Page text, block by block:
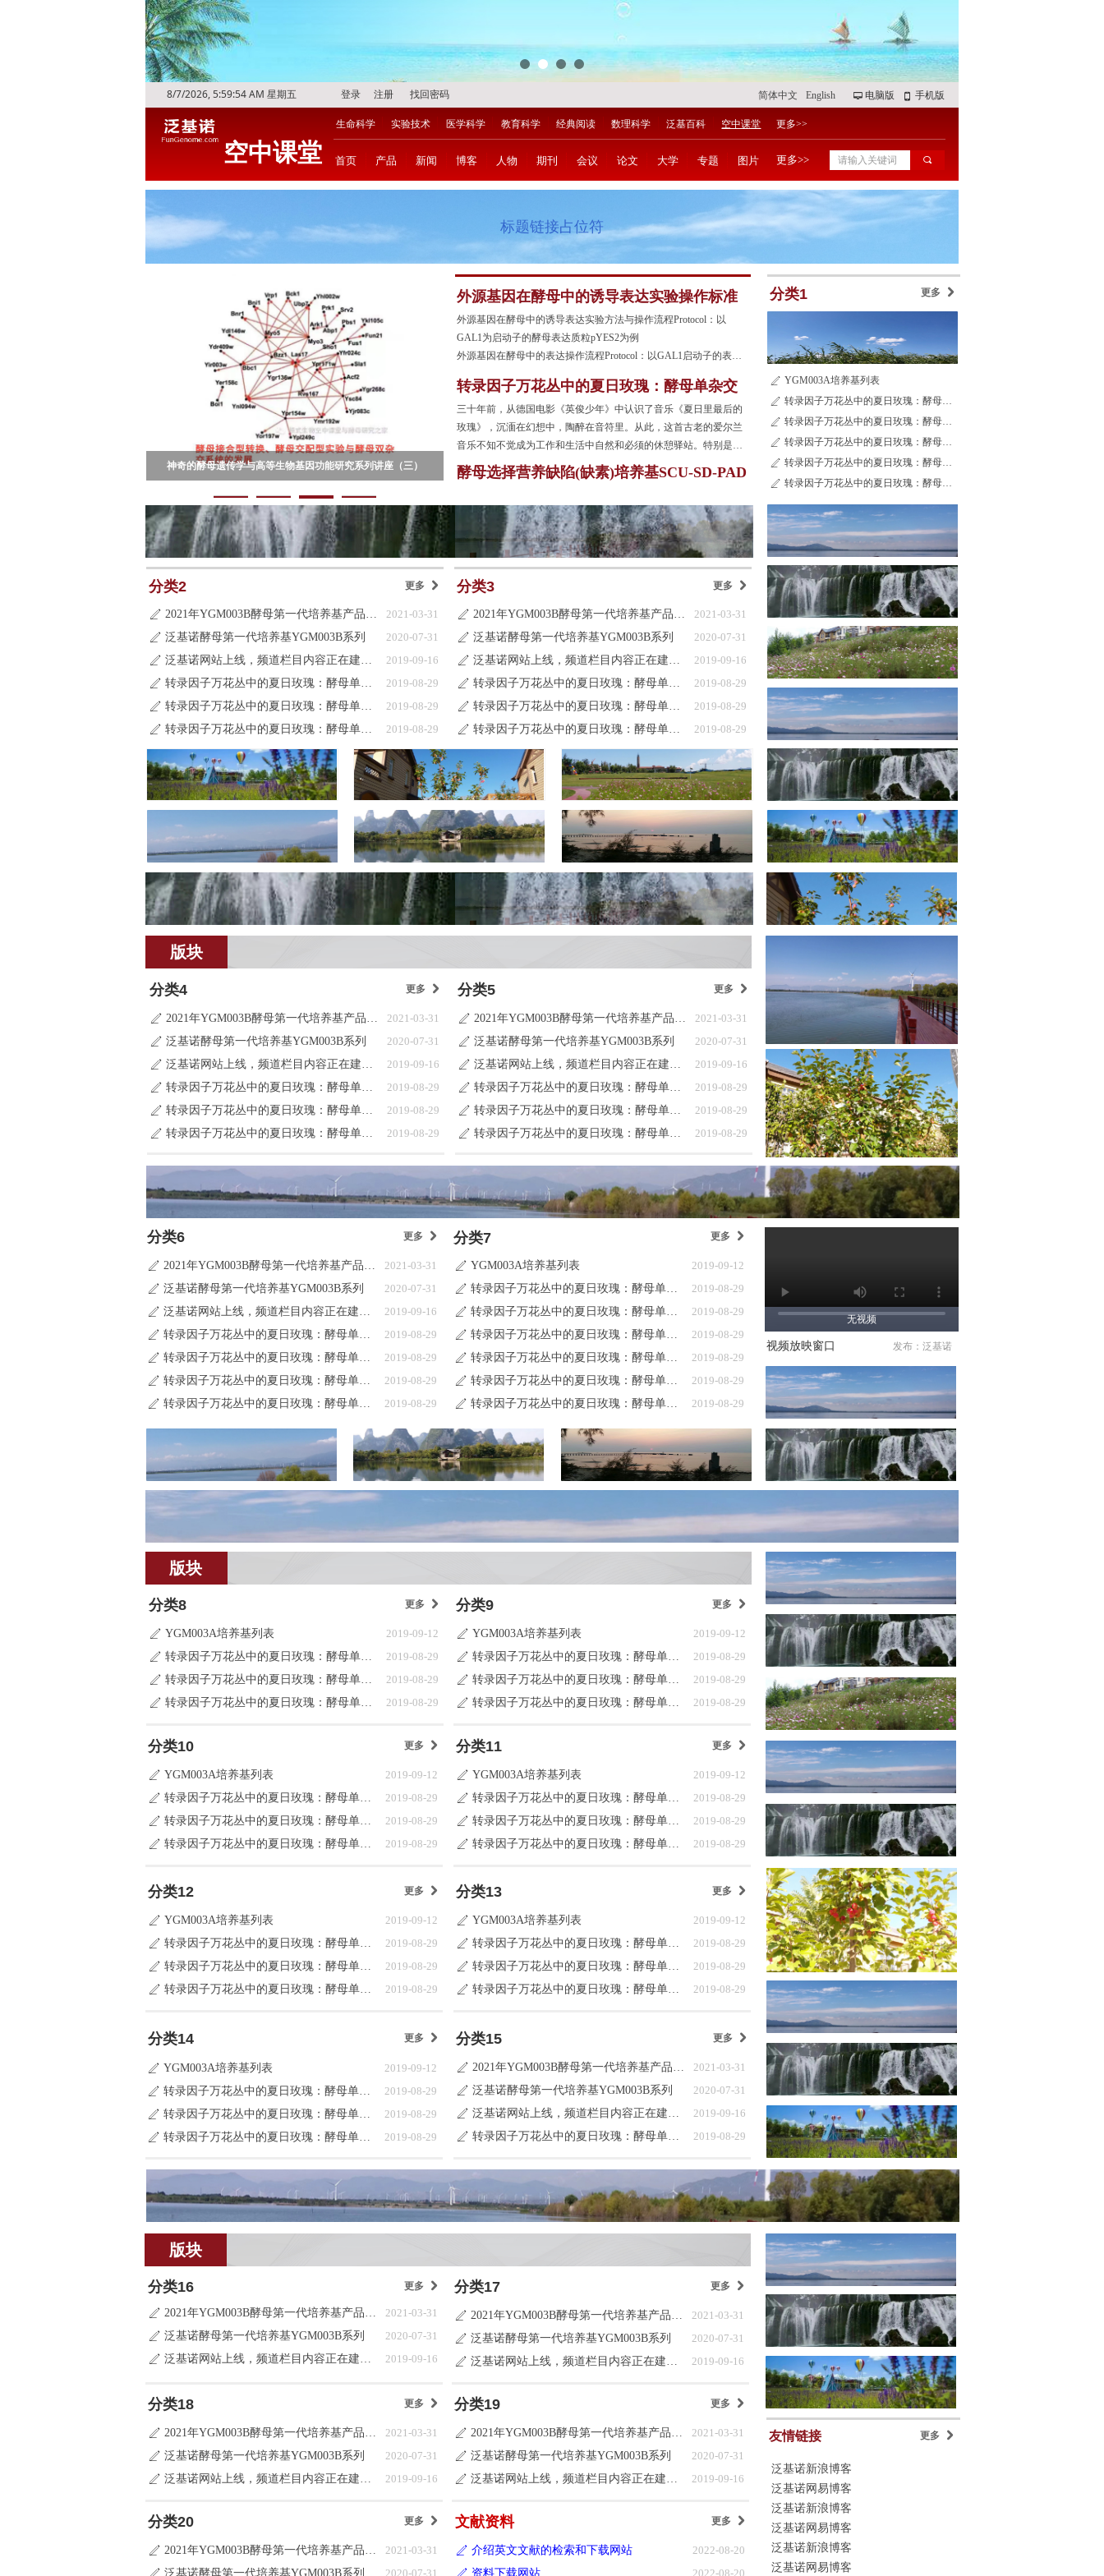
找回密码
登录 注册
8/7/2026, 5:59:56 AM 星期五 简体中文 English 넡 电脑版 넓 手机版
生命科学 实验技术 医学科学 教育科学 经典阅读 数理科学 泛基百科 空中课堂
끠
更多>>
更多>>
首页 产品 新闻 博客 人物 期刊 会议 论文 大学 专题 图片
外源基因在酵母中的诱导表达实验操作标准
流程Protocol-2019版（第三版）
外源基因在酵母中的诱导表达实验方法与操作流程Protocol：以
GAL1为启动子的酵母表达质粒pYES2为例
外源基因在酵母中的表达操作流程Protocol：以GAL1启动子的表达
转录因子万花丛中的夏日玫瑰：酵母单杂交
系统
三十年前，从德国电影《英俊少年》中认识了音乐《夏日里最后的
玫瑰》，沉湎在幻想中，陶醉在音符里。从此，这首古老的爱尔兰
音乐不知不觉成为工作和生活中自然和必须的休憩驿站。特别是意
大利名贵大提琴的演奏更仿佛拉出了浓郁的玫瑰芬芳，在空中久久
弥留，余音绕梁，令人回味。
酵母选择营养缺陷(缺素)培养基SCU-SD-PAD
神奇的酵母遗传学与高等生物基因功能研究系列讲座（一）
研究复杂蛋白质相互作用的利器-酵母三杂交系统
分类1 更多 낑
ꄅ YGM003A培养基列表
ꄅ 转录因子万花丛中的夏日玫瑰：酵母单杂交系统
ꄅ 转录因子万花丛中的夏日玫瑰：酵母单杂交系统
ꄅ 转录因子万花丛中的夏日玫瑰：酵母单杂交系统
ꄅ 转录因子万花丛中的夏日玫瑰：酵母单杂交系统
ꄅ 转录因子万花丛中的夏日玫瑰：酵母单杂交系统
分类2 更多 낑
2021-03-31
ꄅ
2021年YGM003B酵母第一代培养基产品目录更新说明
2020-07-31
ꄅ 泛基诺酵母第一代培养基YGM003B系列
2019-09-16
ꄅ
泛基诺网站上线，频道栏目内容正在建设中
2019-08-29
ꄅ
转录因子万花丛中的夏日玫瑰：酵母单杂交系统
2019-08-29
ꄅ
转录因子万花丛中的夏日玫瑰：酵母单杂交系统
2019-08-29
ꄅ 转录因子万花丛中的夏日玫瑰：酵母单杂交系统
分类3 更多 낑
2021-03-31
ꄅ
2021年YGM003B酵母第一代培养基产品目录更新说明
2020-07-31
ꄅ 泛基诺酵母第一代培养基YGM003B系列
2019-09-16
ꄅ
泛基诺网站上线，频道栏目内容正在建设中
2019-08-29
ꄅ
转录因子万花丛中的夏日玫瑰：酵母单杂交系统
2019-08-29
ꄅ
转录因子万花丛中的夏日玫瑰：酵母单杂交系统
2019-08-29
ꄅ 转录因子万花丛中的夏日玫瑰：酵母单杂交系统
分类4 更多 낑
2021-03-31
ꄅ
2021年YGM003B酵母第一代培养基产品目录更新说明
2020-07-31
ꄅ 泛基诺酵母第一代培养基YGM003B系列
2019-09-16
ꄅ
泛基诺网站上线，频道栏目内容正在建设中
2019-08-29
ꄅ
转录因子万花丛中的夏日玫瑰：酵母单杂交系统
2019-08-29
ꄅ
转录因子万花丛中的夏日玫瑰：酵母单杂交系统
2019-08-29
ꄅ 转录因子万花丛中的夏日玫瑰：酵母单杂交系统
分类5 更多 낑
2021-03-31
ꄅ
2021年YGM003B酵母第一代培养基产品目录更新说明
2020-07-31
ꄅ 泛基诺酵母第一代培养基YGM003B系列
2019-09-16
ꄅ
泛基诺网站上线，频道栏目内容正在建设中
2019-08-29
ꄅ
转录因子万花丛中的夏日玫瑰：酵母单杂交系统
2019-08-29
ꄅ
转录因子万花丛中的夏日玫瑰：酵母单杂交系统
2019-08-29
ꄅ 转录因子万花丛中的夏日玫瑰：酵母单杂交系统
版块
分类6 更多 낑
2021-03-31
ꄅ
2021年YGM003B酵母第一代培养基产品目录更新说明
2020-07-31
ꄅ 泛基诺酵母第一代培养基YGM003B系列
2019-09-16
ꄅ
泛基诺网站上线，频道栏目内容正在建设中
2019-08-29
ꄅ
转录因子万花丛中的夏日玫瑰：酵母单杂交系统
2019-08-29
ꄅ
转录因子万花丛中的夏日玫瑰：酵母单杂交系统
2019-08-29
ꄅ
转录因子万花丛中的夏日玫瑰：酵母单杂交系统
2019-08-29
ꄅ 转录因子万花丛中的夏日玫瑰：酵母单杂交系统
分类7 更多 낑
2019-09-12
ꄅ YGM003A培养基列表
2019-08-29
ꄅ
转录因子万花丛中的夏日玫瑰：酵母单杂交系统
2019-08-29
ꄅ
转录因子万花丛中的夏日玫瑰：酵母单杂交系统
2019-08-29
ꄅ
转录因子万花丛中的夏日玫瑰：酵母单杂交系统
2019-08-29
ꄅ
转录因子万花丛中的夏日玫瑰：酵母单杂交系统
2019-08-29
ꄅ
转录因子万花丛中的夏日玫瑰：酵母单杂交系统
2019-08-29
ꄅ 转录因子万花丛中的夏日玫瑰：酵母单杂交系统
无视频
视频放映窗口 发布：泛基诺
2019-09-12
ꄅ YGM003A培养基列表
2019-08-29
ꄅ
转录因子万花丛中的夏日玫瑰：酵母单杂交系统
2019-08-29
ꄅ
转录因子万花丛中的夏日玫瑰：酵母单杂交系统
2019-08-29
ꄅ 转录因子万花丛中的夏日玫瑰：酵母单杂交系统
更多 낑
分类11
2019-09-12
ꄅ YGM003A培养基列表
2019-08-29
ꄅ
转录因子万花丛中的夏日玫瑰：酵母单杂交系统
2019-08-29
ꄅ
转录因子万花丛中的夏日玫瑰：酵母单杂交系统
2019-08-29
ꄅ 转录因子万花丛中的夏日玫瑰：酵母单杂交系统
更多 낑
分类9
2019-09-12
ꄅ YGM003A培养基列表
2019-08-29
ꄅ
转录因子万花丛中的夏日玫瑰：酵母单杂交系统
2019-08-29
ꄅ
转录因子万花丛中的夏日玫瑰：酵母单杂交系统
2019-08-29
ꄅ 转录因子万花丛中的夏日玫瑰：酵母单杂交系统
更多 낑
分类10
2019-09-12
ꄅ YGM003A培养基列表
2019-08-29
ꄅ
转录因子万花丛中的夏日玫瑰：酵母单杂交系统
2019-08-29
ꄅ
转录因子万花丛中的夏日玫瑰：酵母单杂交系统
2019-08-29
ꄅ 转录因子万花丛中的夏日玫瑰：酵母单杂交系统
更多 낑
分类8
版块
2019-09-12
ꄅ YGM003A培养基列表
2019-08-29
ꄅ
转录因子万花丛中的夏日玫瑰：酵母单杂交系统
2019-08-29
ꄅ
转录因子万花丛中的夏日玫瑰：酵母单杂交系统
2019-08-29
ꄅ 转录因子万花丛中的夏日玫瑰：酵母单杂交系统
更多 낑
分类14
2019-09-12
ꄅ YGM003A培养基列表
2019-08-29
ꄅ
转录因子万花丛中的夏日玫瑰：酵母单杂交系统
2019-08-29
ꄅ
转录因子万花丛中的夏日玫瑰：酵母单杂交系统
2019-08-29
ꄅ 转录因子万花丛中的夏日玫瑰：酵母单杂交系统
更多 낑
分类12
2021-03-31
ꄅ
2021年YGM003B酵母第一代培养基产品目录更新说明
2020-07-31
ꄅ 泛基诺酵母第一代培养基YGM003B系列
2019-09-16
ꄅ
泛基诺网站上线，频道栏目内容正在建设中
2019-08-29
ꄅ 转录因子万花丛中的夏日玫瑰：酵母单杂交系统
更多 낑
分类15
2019-09-12
ꄅ YGM003A培养基列表
2019-08-29
ꄅ
转录因子万花丛中的夏日玫瑰：酵母单杂交系统
2019-08-29
ꄅ
转录因子万花丛中的夏日玫瑰：酵母单杂交系统
2019-08-29
ꄅ 转录因子万花丛中的夏日玫瑰：酵母单杂交系统
更多 낑
分类13
2021-03-31
ꄅ
2021年YGM003B酵母第一代培养基产品目录更新说明
2020-07-31
ꄅ 泛基诺酵母第一代培养基YGM003B系列
2019-09-16
ꄅ 泛基诺网站上线，频道栏目内容正在建设中
更多 낑
分类18
2021-03-31
ꄅ
2021年YGM003B酵母第一代培养基产品目录更新说明
2020-07-31
ꄅ 泛基诺酵母第一代培养基YGM003B系列
2019-09-16
ꄅ 泛基诺网站上线，频道栏目内容正在建设中
更多 낑
分类16
版块
2021-03-31
ꄅ
2021年YGM003B酵母第一代培养基产品目录更新说明
2020-07-31
ꄅ 泛基诺酵母第一代培养基YGM003B系列
更多 낑
分类20
2021-03-31
ꄅ
2021年YGM003B酵母第一代培养基产品目录更新说明
2020-07-31
ꄅ 泛基诺酵母第一代培养基YGM003B系列
2019-09-16
ꄅ 泛基诺网站上线，频道栏目内容正在建设中
更多 낑
分类19
2021-03-31
ꄅ
2021年YGM003B酵母第一代培养基产品目录更新说明
2020-07-31
ꄅ 泛基诺酵母第一代培养基YGM003B系列
2019-09-16
ꄅ 泛基诺网站上线，频道栏目内容正在建设中
更多 낑
分类17
2022-08-20
ꄅ 介绍英文文献的检索和下载网站
2022-08-20
ꄅ 资料下载网站
更多 낑
文献资料
泛基诺新浪博客
泛基诺网易博客
泛基诺新浪博客
泛基诺网易博客
泛基诺新浪博客
泛基诺网易博客
更多 낑
友情链接
标题链接占位符
空中课堂